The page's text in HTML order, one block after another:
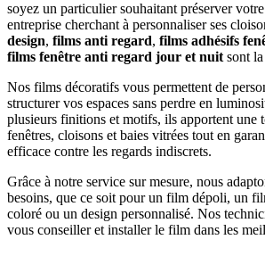
soyez un particulier souhaitant préserver
entreprise cherchant à personnaliser ses
design, films anti regard, films adhésifs
films fenêtre anti regard jour et nuit sont
Nos films décoratifs vous permettent de
structurer vos espaces sans perdre en
plusieurs finitions et motifs, ils apportent une
fenêtres, cloisons et baies vitrées tout en
efficace contre les regards indiscrets.
Grâce à notre service sur mesure, nous
besoins, que ce soit pour un film dépoli, un
coloré ou un design personnalisé. Nos
vous conseiller et installer le film dans les